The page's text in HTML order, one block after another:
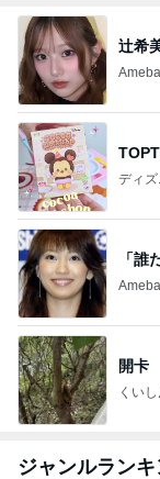
辻希
ディ
「誰
開卡
くい
ジャンルラン